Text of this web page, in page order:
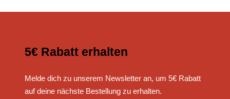
5€ Rabatt erhalten
Melde dich zu unserem Newsletter an, um 5€ Rabatt
auf deine nächste Bestellung zu erhalten.